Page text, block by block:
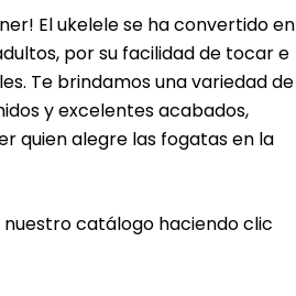
El ukelele se ha convertido en
por su facilidad de tocar e
Te brindamos una variedad de
y excelentes acabados,
quien alegre las fogatas en la
catálogo haciendo clic